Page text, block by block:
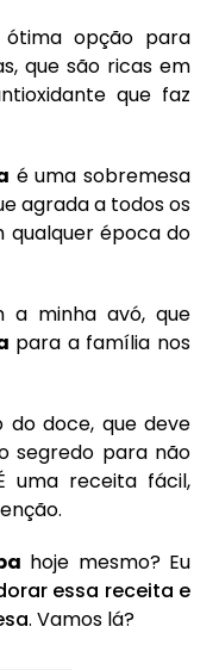
opção para
que são ricas em
que faz
é uma sobremesa
agrada a todos os
qualquer época do
a minha avó, que
para a família nos
doce, que deve
segredo para não
uma receita fácil,
hoje mesmo? Eu
essa receita e
. Vamos lá?